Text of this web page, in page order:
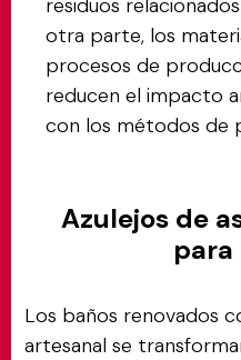
otra parte, los
procesos de
reducen el impacto
con los métodos de
Azulejos de
para
Los baños renovados
artesanal se